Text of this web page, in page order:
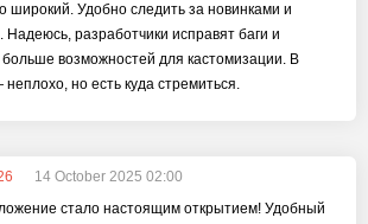
широкий. Удобно следить за новинками и
Надеюсь, разработчики исправят баги и
больше возможностей для кастомизации. В
но есть куда стремиться.
14 October 2025 02:00
стало настоящим открытием! Удобный